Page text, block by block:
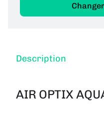
Description
AIR OPTIX